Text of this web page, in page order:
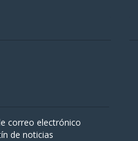
correo electrónico
de noticias